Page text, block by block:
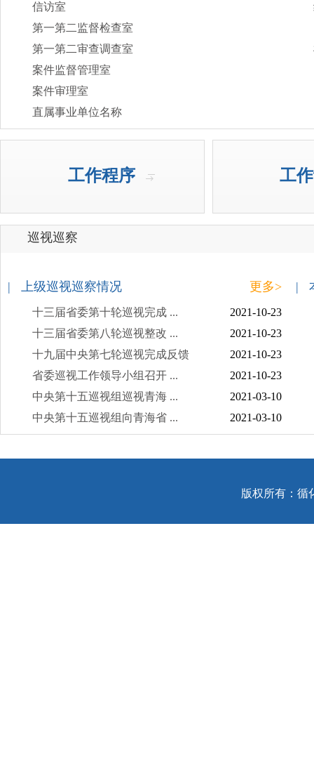
信访室
第一第二监督检查室
第一第二审查调查室
案件监督管理室
案件审理室
直属事业单位名称
工作程序 工
巡视巡察
| 上级巡视巡察情况 更多>
十三届省委第十轮巡视完成 ...
2021-10-23
十三届省委第八轮巡视整改 ...
2021-10-23
十九届中央第七轮巡视完成反馈
2021-10-23
省委巡视工作领导小组召开 ...
2021-10-23
中央第十五巡视组巡视青海 ...
2021-03-10
中央第十五巡视组向青海省 ...
2021-03-10
|
版权所有：